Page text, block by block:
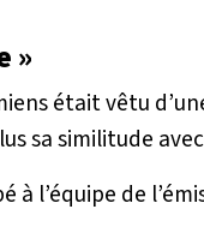
»
était vêtu
sa similitude
à l’équipe de